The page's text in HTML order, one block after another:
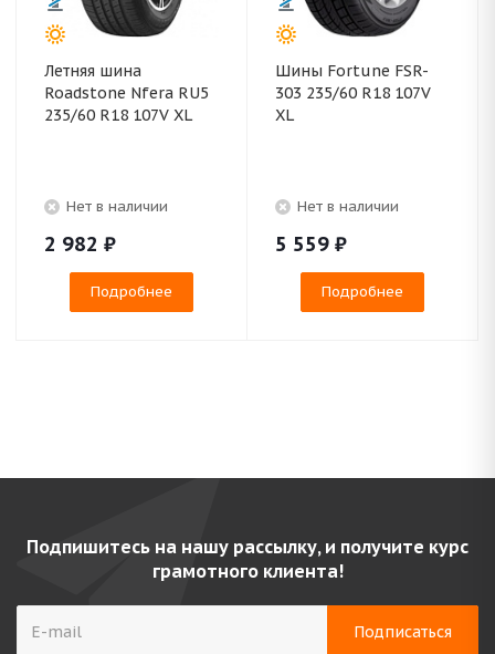
Летняя шина
Roadstone Nfera RU5
235/60 R18 107V XL
Нет в наличии
2 982 ₽
Подробнее
Шины Fortune FSR-
303 235/60 R18 107V
XL
Нет в наличии
5 559 ₽
Подробнее
Подпишитесь на нашу рассылку, и получите курс
грамотного клиента!